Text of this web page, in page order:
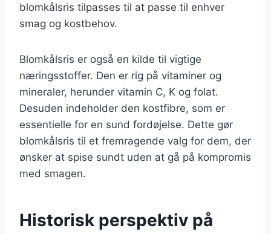
blomkålsris tilpasses til at passe til enhver
smag og kostbehov.
Blomkålsris er også en kilde til vigtige
næringsstoffer. Den er rig på vitaminer og
mineraler, herunder vitamin C, K og folat.
Desuden indeholder den kostfibre, som er
essentielle for en sund fordøjelse. Dette gør
blomkålsris til et fremragende valg for dem, der
ønsker at spise sundt uden at gå på kompromis
med smagen.
Historisk perspektiv på